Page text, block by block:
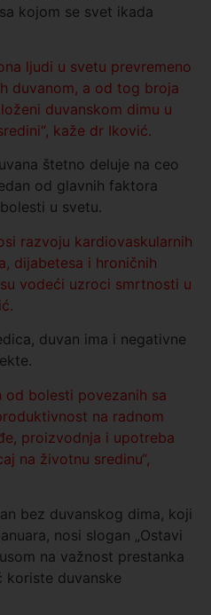
kojom se svet ikada
ljudi u svetu prevremeno
duvanom, a od tog broja
duvanskom dimu u
kaže dr Iković.
štetno deluje na ceo
od glavnih faktora
u svetu.
razvoju kardiovaskularnih
dijabetesa i hroničnih
vodeći uzroci smrtnosti u
duvan ima i negativne
od bolesti povezanih sa
na radnom
proizvodnja i upotreba
na životnu sredinu“,
bez duvanskog dima, koji
nosi slogan „Ostavi
na važnost prestanka
koriste duvanske